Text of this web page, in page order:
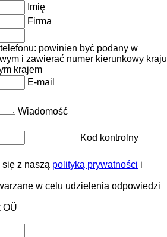
Imię
Firma
powinien być podany w
i zawierać numer kierunkowy kraju
krajem
E-mail
Wiadomość
Kod kontrolny
z naszą polityką prywatności i
w celu udzielenia odpowiedzi
OÜ